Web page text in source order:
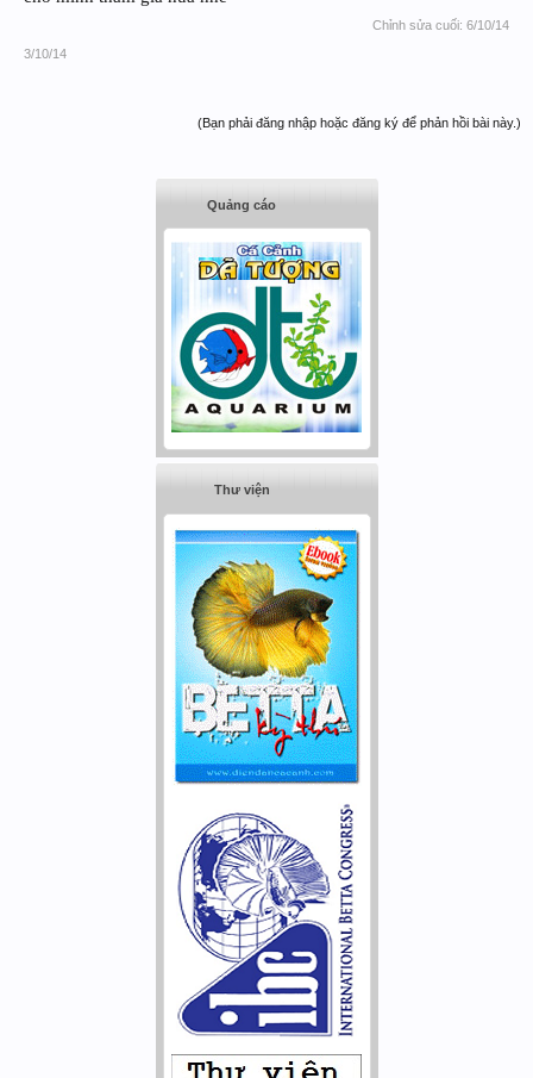
Chỉnh sửa cuối: 6/10/14
3/10/14
(Bạn phải đăng nhập hoặc đăng ký để phản hồi bài này.)
Quảng cáo
Thư viện